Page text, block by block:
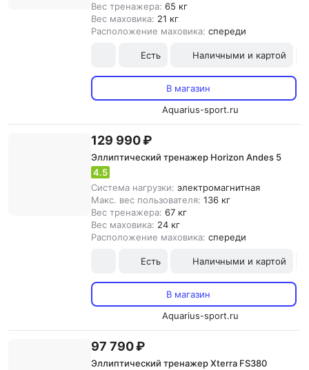
Вес тренажера: 65 кг
Вес маховика: 21 кг
Расположение маховика: спереди
Есть Наличными и картой
В магазин
Aquarius-sport.ru
129 990 ₽
Эллиптический тренажер Horizon Andes 5
4.5
Система нагрузки: электромагнитная
Макс. вес пользователя: 136 кг
Вес тренажера: 67 кг
Вес маховика: 24 кг
Расположение маховика: спереди
Есть Наличными и картой
В магазин
Aquarius-sport.ru
97 790 ₽
Эллиптический тренажер Xterra FS380